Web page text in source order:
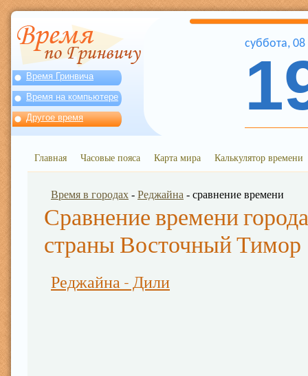
Время Гринвича
Время на компьютере
Другое время
суббота, 08
Главная Часовые пояса Карта мира Калькулятор времени
Время в городах - Реджайна - сравнение времени
Сравнение времени
страны Восточный Тимор
Реджайна - Дили